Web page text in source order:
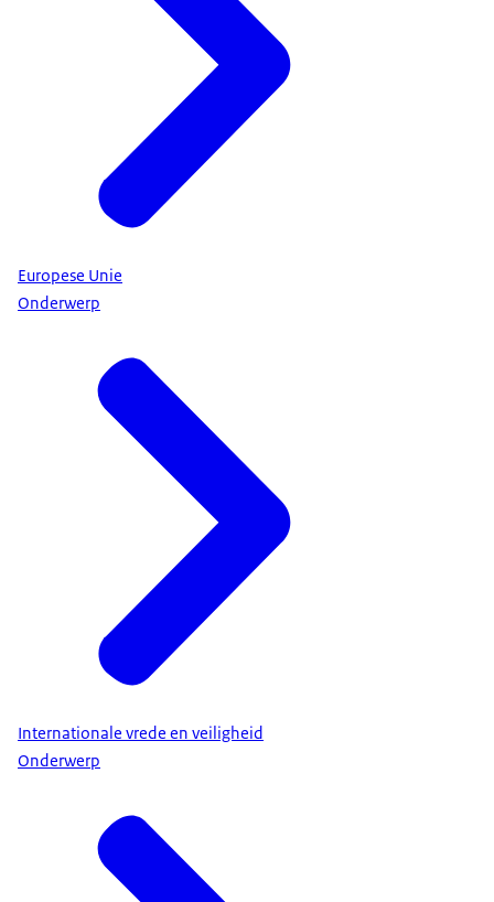
Europese Unie
Onderwerp
Internationale vrede en veiligheid
Onderwerp